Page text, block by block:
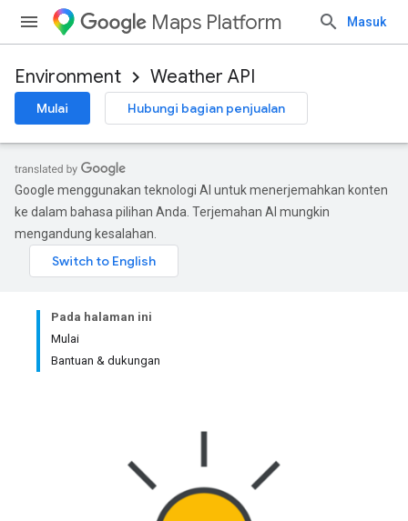
Maps Platform Masuk
Environment Weather API
Mulai Hubungi bagian penjualan
Google menggunakan teknologi AI untuk menerjemahkan konten
ke dalam bahasa pilihan Anda. Terjemahan AI mungkin
mengandung kesalahan.
Pada halaman ini
Mulai
Bantuan & dukungan